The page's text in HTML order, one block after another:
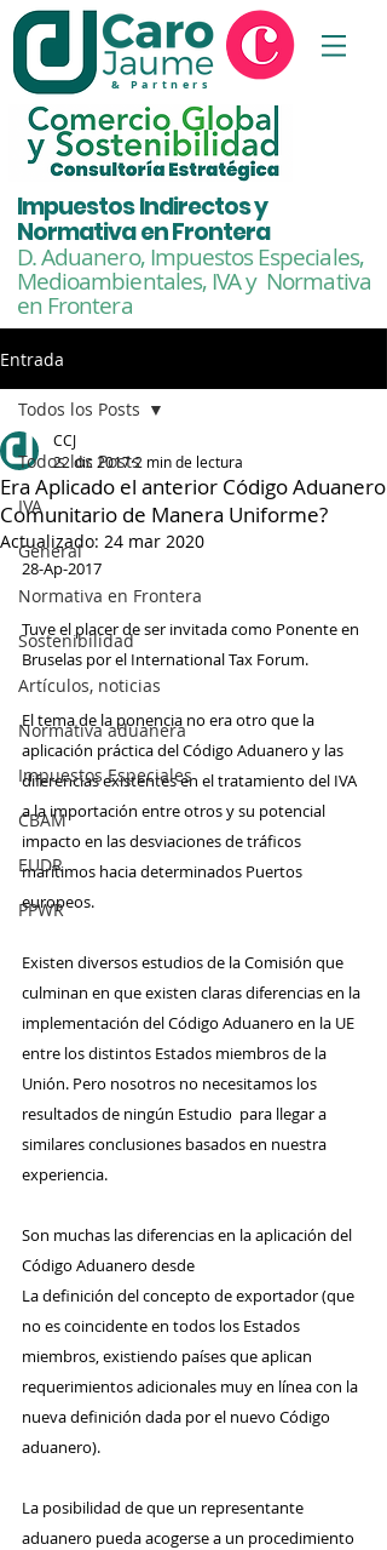
& Partners
Impuestos Indirectos y
Normativa en Frontera
D. Aduanero, Impuestos Especiales,
Medioambientales,IVA y Normativa
en Frontera
Entrada
Todos los Posts
IVA
General
Normativa en Frontera
Sostenibilidad
Artículos, noticias
Normativa aduanera
Impuestos Especiales
CBAM
EUDR
PPWR
Todos los Posts
Era Aplicado el anterior Código Aduanero
Comunitario de Manera Uniforme?
CCJ
22 dic 20172 min de lectura
Actualizado: 24 mar 2020
28-Ap-2017
Tuve el placer de ser invitada como Ponente en
Bruselas por el International Tax Forum.
El tema de la ponencia no era otro que la
aplicación práctica del Código Aduanero y las
diferencias existentes en el tratamiento del IVA
a la importación entre otros y su potencial
impacto en las desviaciones de tráficos
marítimos hacia determinados Puertos
europeos.
Existen diversos estudios de la Comisión que
culminan en que existen claras diferencias en la
implementación del Código Aduanero en la UE
entre los distintos Estados miembros de la
Unión. Pero nosotros no necesitamos los
resultados de ningún Estudio  para llegar a
similares conclusiones basados en nuestra
experiencia.
Son muchas las diferencias en la aplicación del
Código Aduanero desde
La definición del concepto de exportador (que
no es coincidente en todos los Estados
miembros, existiendo países que aplican
requerimientos adicionales muy en línea con la
nueva definición dada por el nuevo Código
aduanero).
La posibilidad de que un representante
aduanero pueda acogerse a un procedimiento